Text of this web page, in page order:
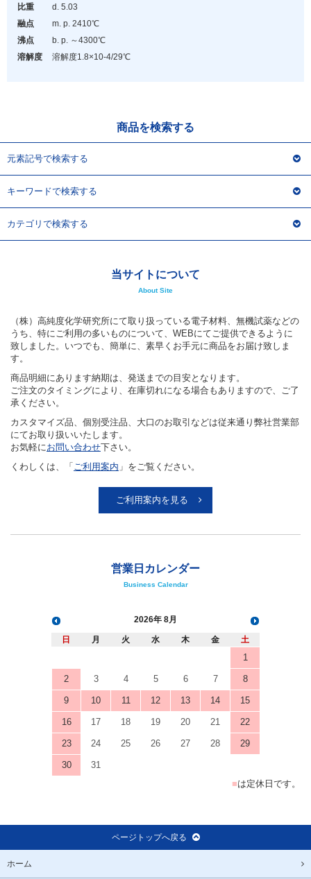
比重
d. 5.03
融点
m. p. 2410℃
沸点
b. p. ～4300℃
溶解度
溶解度1.8×10-4/29℃
商品を検索する
元素記号で検索する
キーワードで検索する
カテゴリで検索する
当サイトについて
About Site
（株）高純度化学研究所にて取り扱っている電子材料、無機試薬などの
うち、特にご利用の多いものについて、WEBにてご提供できるように
致しました。いつでも、簡単に、素早くお手元に商品をお届け致しま
す。
商品明細にあります納期は、発送までの目安となります。
ご注文のタイミングにより、在庫切れになる場合もありますので、ご了
承ください。
カスタマイズ品、個別受注品、大口のお取引などは従来通り弊社営業部
にてお取り扱いいたします。
お気軽にお問い合わせ下さい。
くわしくは、「 ご利用案内 」をご覧ください。
ご利用案内を見る
営業日カレンダー
Business Calendar
2026 8月
日 月 火 水 木 金 土
1
2 3 4 5 6 7 8
9 10 11 12 13 14 15
16 17 18 19 20 21 22
23 24 25 26 27 28 29
30
31
■は定休日です。
ページトップへ戻る
ホーム